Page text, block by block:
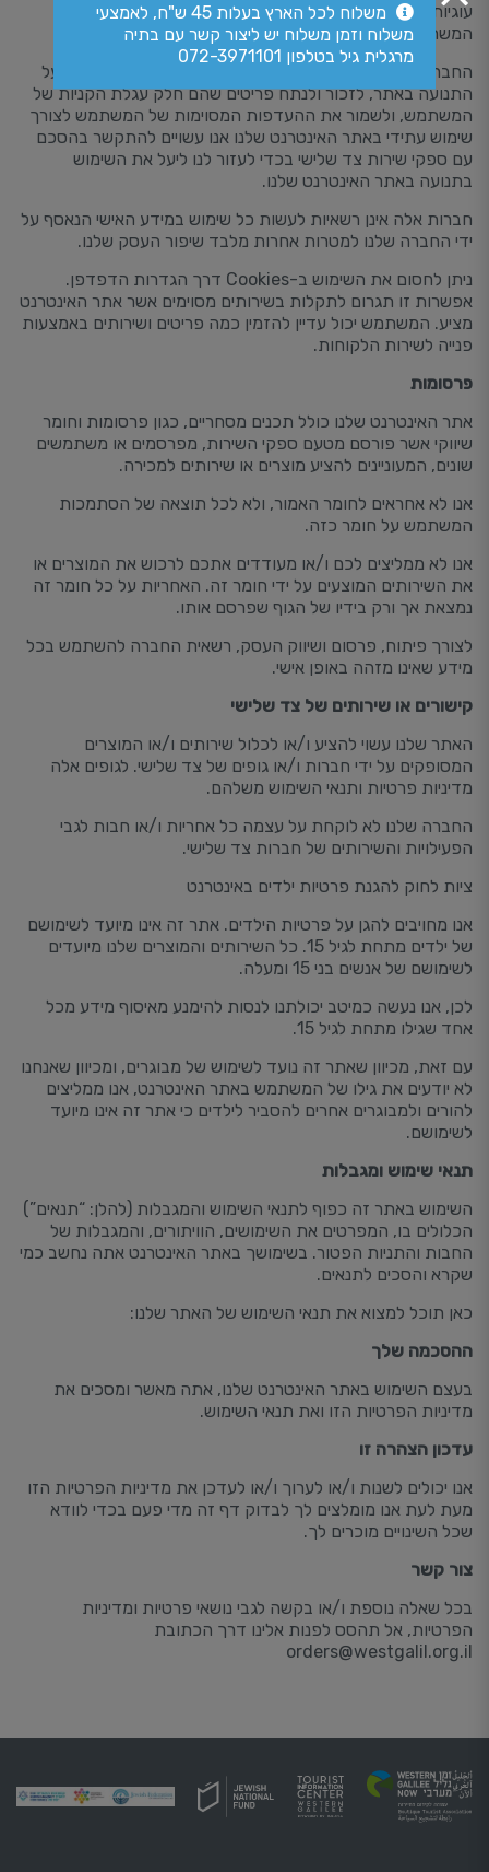
עוגיות HTTP, הוא פיסת טקסט הנשמר על ידי הדפדפן של
המשתמש.
החברה שלנו משתמשת ב-Cookie כדי לפקח ולנתח נתונים על
התנועה באתר, לזכור ולנתח פריטים שהם חלק עגלת הקניות של
המשתמש, ולשמור את ההעדפות המסוימות של המשתמש לצורך
שימוש עתידי באתר האינטרנט שלנו אנו עשויים להתקשר בהסכם
עם ספקי שירות צד שלישי בכדי לעזור לנו ליעל את השימוש
בתנועה באתר האינטרנט שלנו.
חברות אלה אינן רשאיות לעשות כל שימוש במידע האישי הנאסף על
ידי החברה שלנו למטרות אחרות מלבד שיפור העסק שלנו.
ניתן לחסום את השימוש ב-Cookies דרך הגדרות הדפדפן.
אפשרות זו תגרום לתקלות בשירותים מסוימים אשר אתר האינטרנט
מציע. המשתמש יכול עדיין להזמין כמה פריטים ושירותים באמצעות
פנייה לשירות הלקוחות.
פרסומות
אתר האינטרנט שלנו כולל תכנים מסחריים, כגון פרסומות וחומר
שיווקי אשר פורסם מטעם ספקי השירות, מפרסמים או משתמשים
שונים, המעוניינים להציע מוצרים או שירותים למכירה.
אנו לא אחראים לחומר האמור, ולא לכל תוצאה של הסתמכות
המשתמש על חומר כזה.
אנו לא ממליצים לכם ו/או מעודדים אתכם לרכוש את המוצרים או
את השירותים המוצעים על ידי חומר זה. האחריות על כל חומר זה
נמצאת אך ורק בידיו של הגוף שפרסם אותו.
לצורך פיתוח, פרסום ושיווק העסק, רשאית החברה להשתמש בכל
מידע שאינו מזהה באופן אישי.
קישורים או שירותים של צד שלישי
האתר שלנו עשוי להציע ו/או לכלול שירותים ו/או המוצרים
המסופקים על ידי חברות ו/או גופים של צד שלישי. לגופים אלה
מדיניות פרטיות ותנאי השימוש משלהם.
החברה שלנו לא לוקחת על עצמה כל אחריות ו/או חבות לגבי
הפעילויות והשירותים של חברות צד שלישי.
ציות לחוק להגנת פרטיות ילדים באינטרנט
אנו מחויבים להגן על פרטיות הילדים. אתר זה אינו מיועד לשימושם
של ילדים מתחת לגיל 15. כל השירותים והמוצרים שלנו מיועדים
לשימושם של אנשים בני 15 ומעלה.
לכן, אנו נעשה כמיטב יכולתנו לנסות להימנע מאיסוף מידע מכל
אחד שגילו מתחת לגיל 15.
עם זאת, מכיוון שאתר זה נועד לשימוש של מבוגרים, ומכיוון שאנחנו
לא יודעים את גילו של המשתמש באתר האינטרנט, אנו ממליצים
להורים ולמבוגרים אחרים להסביר לילדים כי אתר זה אינו מיועד
לשימושם.
תנאי שימוש ומגבלות
השימוש באתר זה כפוף לתנאי השימוש והמגבלות (להלן: “תנאים”)
הכלולים בו, המפרטים את השימושים, הוויתורים, והמגבלות של
החבות והתניות הפטור. בשימושך באתר האינטרנט אתה נחשב כמי
שקרא והסכים לתנאים.
כאן תוכל למצוא את תנאי השימוש של האתר שלנו:
ההסכמה שלך
בעצם השימוש באתר האינטרנט שלנו, אתה מאשר ומסכים את
מדיניות הפרטיות הזו ואת תנאי השימוש.
עדכון הצהרה זו
אנו יכולים לשנות ו/או לערוך ו/או לעדכן את מדיניות הפרטיות הזו
מעת לעת אנו מומלצים לך לבדוק דף זה מדי פעם בכדי לוודא
שכל השינויים מוכרים לך.
צור קשר
בכל שאלה נוספת ו/או בקשה לגבי נושאי פרטיות ומדיניות
הפרטיות, אל תהסס לפנות אלינו דרך הכתובת
orders@westgalil.org.il
משלוח לכל הארץ בעלות 45 ש"ח, לאמצעי
משלוח וזמן משלוח יש ליצור קשר עם בתיה
מרגלית גיל בטלפון 072-3971101